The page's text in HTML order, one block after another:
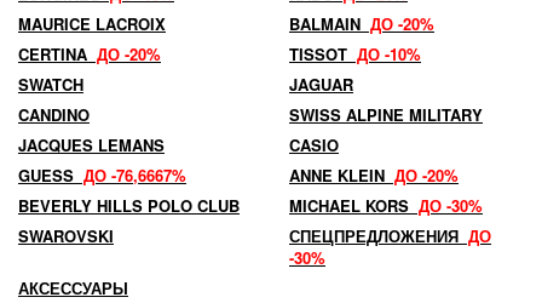
MAURICE LACROIX
BALMAIN ДО -20%
CERTINA ДО -20% TISSOT ДО -10%
SWATCH
JAGUAR
CANDINO
SWISS ALPINE MILITARY
JACQUES LEMANS
CASIO
GUESS ДО -76,6667% ANNE KLEIN ДО -20%
BEVERLY HILLS POLO CLUB
MICHAEL KORS ДО -30%
SWAROVSKI
СПЕЦПРЕДЛОЖЕНИЯ ДО
-30%
АКСЕССУАРЫ